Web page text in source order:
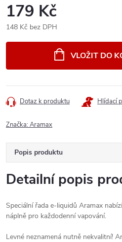
179 Kč
148 Kč bez DPH
VLOŽIT DO
Dotaz k produktu Hlídací
Značka:Aramax
Popis produktu
Detailní popis
Speciální řada e-liquidů Aramax
náplně pro každodenní vapování.
Levné neznamená nutně nekvalitní!